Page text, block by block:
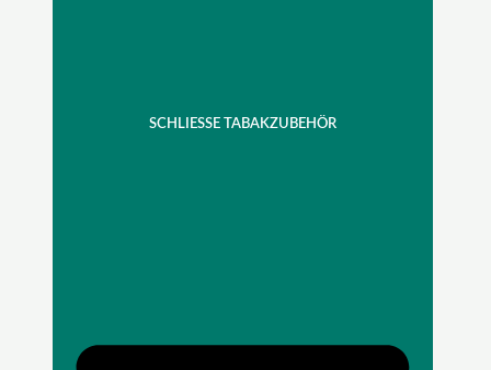
SCHLIESSE TABAKZUBEHÖR